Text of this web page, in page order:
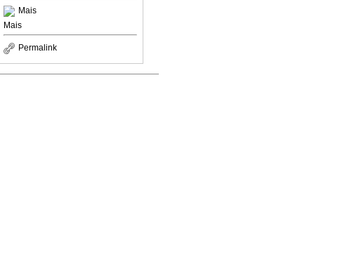
Mais
Mais
Permalink